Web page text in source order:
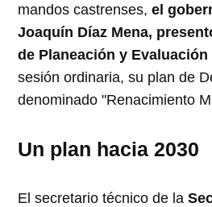
mandos castrenses,el
Joaquín Díaz Mena,
de Planeación y
sesión ordinaria, su plan de
denominado "Renacimiento
Un plan hacia 2030
El secretario técnico de la